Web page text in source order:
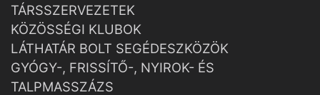
TÁRSSZERVEZETEK
KÖZÖSSÉGI KLUBOK
LÁTHATÁR BOLT SEGÉDESZKÖZÖK
GYÓGY-, FRISSÍTŐ-, NYIROK- ÉS
TALPMASSZÁZS